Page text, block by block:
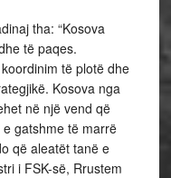
tha: “Kosova
të paqes.
të plotë dhe
Kosova nga
në një vend që
gatshme të marrë
që aleatët tanë e
i FSK-së, Rrustem